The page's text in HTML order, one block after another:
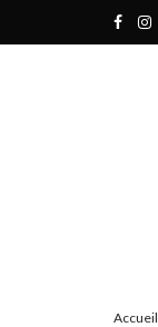
Accueil